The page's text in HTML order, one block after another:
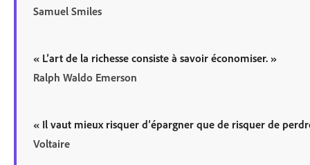
Samuel Smiles
« L’art de la richesse consiste à savoir économiser. »
Ralph Waldo Emerson
« Il vaut mieux risquer d’épargner que de risquer de
Voltaire